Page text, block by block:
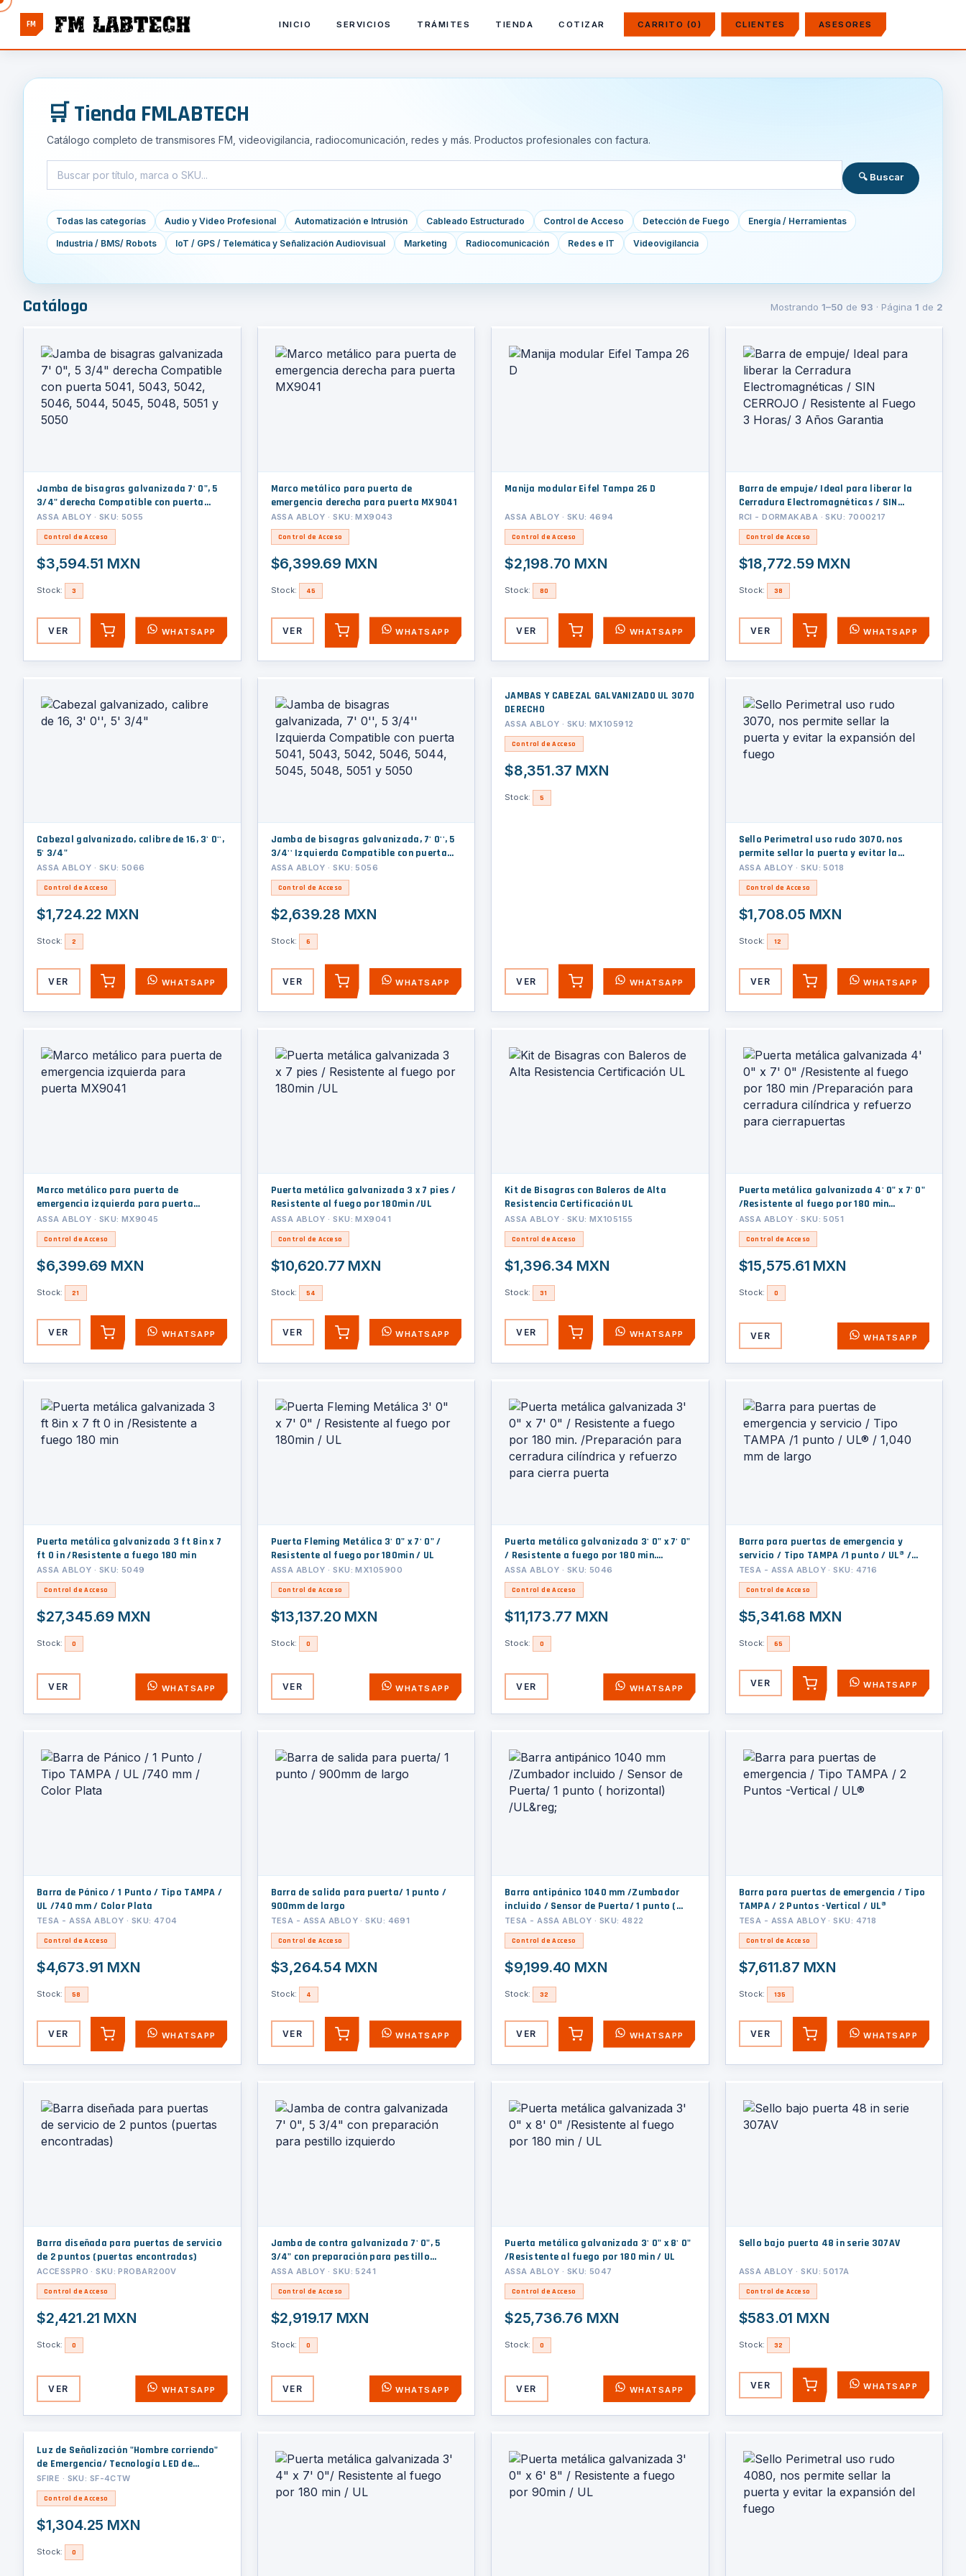
FM INICIO SERVICIOS TRÁMITES TIENDA COTIZAR CARRITO (0) CLIENTES ASESORES
🛒 Tienda FMLABTECH
Catálogo completo de transmisores FM, videovigilancia, radiocomunicación, redes y más. Productos profesionales con factura.
🔍 Buscar
Todas las categorías Audio y Video Profesional Automatización e Intrusión Cableado Estructurado Control de Acceso Detección de Fuego Energía / Herramientas
Industria / BMS/ Robots IoT / GPS / Telemática y Señalización Audiovisual Marketing Radiocomunicación Redes e IT Videovigilancia
Catálogo Mostrando 1–50 de 93 · Página 1 de 2
Jamba de bisagras galvanizada 7' 0", 5
3/4" derecha Compatible con puerta
5041, 5043, 5042, 5046, 5044, 5045,
5048, 5051 y 5050
ASSA ABLOY · SKU: 5055
Control de Acceso
$3,594.51 MXN
Stock: 3
VER AGREGARWHATSAPP
Marco metálico para puerta de
emergencia derecha para puerta MX9041
ASSA ABLOY · SKU: MX9043
Control de Acceso
$6,399.69 MXN
Stock: 45
VER AGREGARWHATSAPP
Manija modular Eifel Tampa 26 D
ASSA ABLOY · SKU: 4694
Control de Acceso
$2,198.70 MXN
Stock: 80
VER AGREGARWHATSAPP
Barra de empuje/ Ideal para liberar la
Cerradura Electromagnéticas / SIN
CERROJO / Resistente al Fuego 3 Horas/
3 Años Garantia
RCI - DORMAKABA · SKU: 7000217
Control de Acceso
$18,772.59 MXN
Stock: 38
VER AGREGARWHATSAPP
Cabezal galvanizado, calibre de 16, 3' 0'',
5' 3/4"
ASSA ABLOY · SKU: 5066
Control de Acceso
$1,724.22 MXN
Stock: 2
VER AGREGARWHATSAPP
Jamba de bisagras galvanizada, 7' 0'', 5
3/4'' Izquierda Compatible con puerta
5041, 5043, 5042, 5046, 5044, 5045,
5048, 5051 y 5050
ASSA ABLOY · SKU: 5056
Control de Acceso
$2,639.28 MXN
Stock: 6
VER AGREGARWHATSAPP
JAMBAS Y CABEZAL GALVANIZADO UL 3070
DERECHO
ASSA ABLOY · SKU: MX105912
Control de Acceso
$8,351.37 MXN
Stock: 5
VER AGREGARWHATSAPP
Sello Perimetral uso rudo 3070, nos
permite sellar la puerta y evitar la
expansión del fuego
ASSA ABLOY · SKU: 5018
Control de Acceso
$1,708.05 MXN
Stock: 12
VER AGREGARWHATSAPP
Marco metálico para puerta de
emergencia izquierda para puerta
MX9041
ASSA ABLOY · SKU: MX9045
Control de Acceso
$6,399.69 MXN
Stock: 21
VER AGREGARWHATSAPP
Puerta metálica galvanizada 3 x 7 pies /
Resistente al fuego por 180min /UL
ASSA ABLOY · SKU: MX9041
Control de Acceso
$10,620.77 MXN
Stock: 54
VER AGREGARWHATSAPP
Kit de Bisagras con Baleros de Alta
Resistencia Certificación UL
ASSA ABLOY · SKU: MX105155
Control de Acceso
$1,396.34 MXN
Stock: 31
VER AGREGARWHATSAPP
Puerta metálica galvanizada 4' 0" x 7' 0"
/Resistente al fuego por 180 min
/Preparación para cerradura cilíndrica y
refuerzo para cierrapuertas
ASSA ABLOY · SKU: 5051
Control de Acceso
$15,575.61 MXN
Stock: 0
VER WHATSAPP
Puerta metálica galvanizada 3 ft 8in x 7
ft 0 in /Resistente a fuego 180 min
ASSA ABLOY · SKU: 5049
Control de Acceso
$27,345.69 MXN
Stock: 0
VER WHATSAPP
Puerta Fleming Metálica 3' 0" x 7' 0" /
Resistente al fuego por 180min / UL
ASSA ABLOY · SKU: MX105900
Control de Acceso
$13,137.20 MXN
Stock: 0
VER WHATSAPP
Puerta metálica galvanizada 3' 0" x 7' 0"
/ Resistente a fuego por 180 min.
/Preparación para cerradura cilíndrica y
refuerzo para cierra puerta
ASSA ABLOY · SKU: 5046
Control de Acceso
$11,173.77 MXN
Stock: 0
VER WHATSAPP
Barra para puertas de emergencia y
servicio / Tipo TAMPA /1 punto / UL® /
1,040 mm de largo
TESA - ASSA ABLOY · SKU: 4716
Control de Acceso
$5,341.68 MXN
Stock: 65
VER AGREGARWHATSAPP
Barra de Pánico / 1 Punto / Tipo TAMPA /
UL /740 mm / Color Plata
TESA - ASSA ABLOY · SKU: 4704
Control de Acceso
$4,673.91 MXN
Stock: 58
VER AGREGARWHATSAPP
Barra de salida para puerta/ 1 punto /
900mm de largo
TESA - ASSA ABLOY · SKU: 4691
Control de Acceso
$3,264.54 MXN
Stock: 4
VER AGREGARWHATSAPP
Barra antipánico 1040 mm /Zumbador
incluido / Sensor de Puerta/ 1 punto (
horizontal) /UL&reg;
TESA - ASSA ABLOY · SKU: 4822
Control de Acceso
$9,199.40 MXN
Stock: 32
VER AGREGARWHATSAPP
Barra para puertas de emergencia / Tipo
TAMPA / 2 Puntos -Vertical / UL®
TESA - ASSA ABLOY · SKU: 4718
Control de Acceso
$7,611.87 MXN
Stock: 135
VER AGREGARWHATSAPP
Barra diseñada para puertas de servicio
de 2 puntos (puertas encontradas)
ACCESSPRO · SKU: PROBAR200V
Control de Acceso
$2,421.21 MXN
Stock: 0
VER WHATSAPP
Jamba de contra galvanizada 7' 0", 5
3/4" con preparación para pestillo
izquierdo
ASSA ABLOY · SKU: 5241
Control de Acceso
$2,919.17 MXN
Stock: 0
VER WHATSAPP
Puerta metálica galvanizada 3' 0" x 8' 0"
/Resistente al fuego por 180 min / UL
ASSA ABLOY · SKU: 5047
Control de Acceso
$25,736.76 MXN
Stock: 0
VER WHATSAPP
Sello bajo puerta 48 in serie 307AV
ASSA ABLOY · SKU: 5017A
Control de Acceso
$583.01 MXN
Stock: 32
VER AGREGARWHATSAPP
Luz de Señalización "Hombre corriendo"
de Emergencia/ Tecnología LED de
Iluminación Lateral / Voltaje Universal
120-347VAC / Batería LiFePO4 con 2
Horas de Autonomía
SFIRE · SKU: SF-4CTW
Control de Acceso
$1,304.25 MXN
Stock: 0